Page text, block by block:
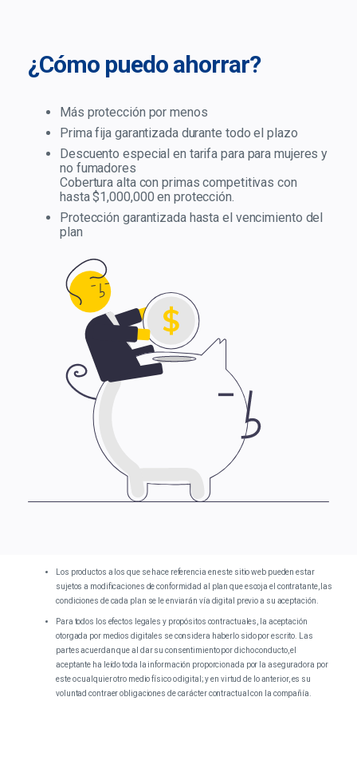
¿Cómo puedo ahorrar?
Más protección por menos
Prima fija garantizada durante todo el plazo
Descuento especial en tarifa para para mujeres y
no fumadores
Cobertura alta con primas competitivas con
hasta $1,000,000 en protección.
Protección garantizada hasta el vencimiento del
plan
Los productos a los que se hace referencia en este sitio web pueden estar
sujetos a modificaciones de conformidad al plan que escoja el contratante, las
condiciones de cada plan se le enviarán vía digital previo a su aceptación.
Para todos los efectos legales y propósitos contractuales, la aceptación
otorgada por medios digitales se considera haberlo sido por escrito. Las
partes acuerdan que al dar su consentimiento por dicho conducto, el
aceptante ha leído toda la información proporcionada por la aseguradora por
este o cualquier otro medio físico o digital; y en virtud de lo anterior, es su
voluntad contraer obligaciones de carácter contractual con la compañía.